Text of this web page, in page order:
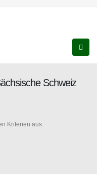
Schweiz
Kriterien aus.